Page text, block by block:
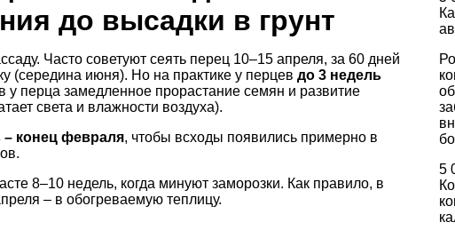
до высадки в грунт
Часто советуют сеять перец 10–15 апреля, за 60 дней
(середина июня). Но на практике у перцев до 3 недель
у перца замедленное прорастание семян и развитие
света и влажности воздуха).
конец февраля, чтобы всходы появились примерно в
8–10 недель, когда минуют заморозки. Как правило, в
– в обогреваемую теплицу.
5